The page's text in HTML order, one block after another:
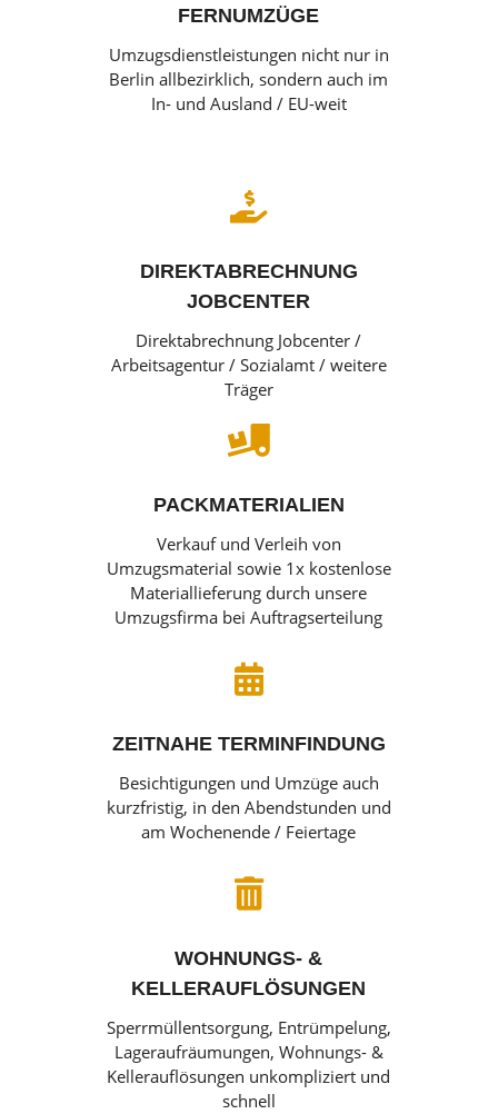
FERNUMZÜGE
Umzugsdienstleistungen nicht nur in
Berlin allbezirklich, sondern auch im
In- und Ausland / EU-weit

DIREKTABRECHNUNG
JOBCENTER
Direktabrechnung Jobcenter /
Arbeitsagentur / Sozialamt / weitere
Träger

PACKMATERIALIEN
Verkauf und Verleih von
Umzugsmaterial sowie 1x kostenlose
Materiallieferung durch unsere
Umzugsfirma bei Auftragserteilung

ZEITNAHE TERMINFINDUNG
Besichtigungen und Umzüge auch
kurzfristig, in den Abendstunden und
am Wochenende / Feiertage

WOHNUNGS- &
KELLERAUFLÖSUNGEN
Sperrmüllentsorgung, Entrümpelung,
Lageraufräumungen, Wohnungs- &
Kellerauflösungen unkompliziert und
schnell